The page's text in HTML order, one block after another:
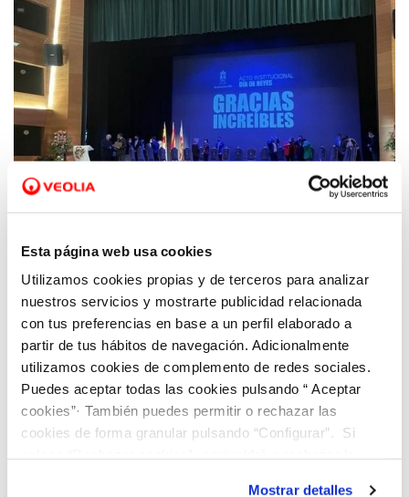
Esta página web usa cookies
Utilizamos cookies propias y de terceros para analizar
nuestros servicios y mostrarte publicidad relacionada
con tus preferencias en base a un perfil elaborado a
partir de tus hábitos de navegación. Adicionalmente
utilizamos cookies de complemento de redes sociales.
Puedes aceptar todas las cookies pulsando “ Aceptar
cookies”· También puedes permitir o rechazar las
cookies de forma granular pulsando “Configurar”. Si
Mostrar detalles
20 MAR 2022
por su labor frente a la pandemia